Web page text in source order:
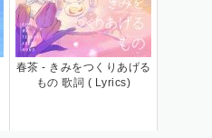
春茶 - きみをつくりあげる
もの 歌詞 ( Lyrics)